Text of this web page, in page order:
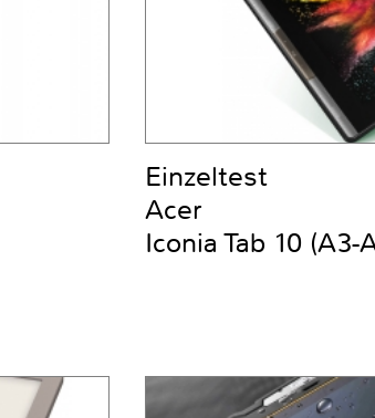
Einzeltest
Acer
Iconia Tab 10 (A3-